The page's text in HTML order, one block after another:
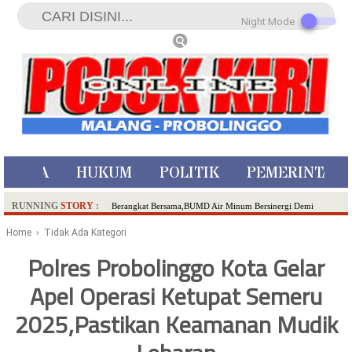
HUKUM POLITIK
RUNNING STORY : Berangkat Bersama,BUMD Air Minum Bersinergi Demi
Ditangkap di Kediri,Satu Buron
SDN Sumberejo 02 Kota Batu Kembangkan Program Inovasi
Literasi Melalui LASKAR JODA, Usung Filosofi Gelar Sehelai
Tikar
Ambulance Dari Berbagai Daerah Padati Kota Wisata Batu
Home › Tidak Ada Kategori
Polres Probolinggo Kota Gelar
Apel Operasi Ketupat Semeru
2025,Pastikan Keamanan Mudik
Night Mode